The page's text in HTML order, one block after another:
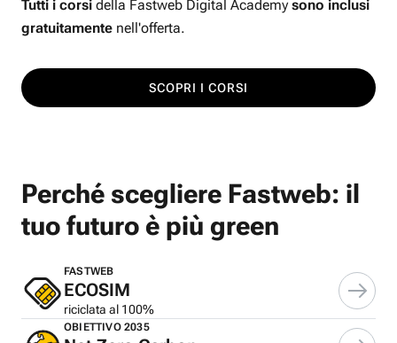
Tutti i corsi della Fastweb Digital Academy sono inclusi
gratuitamente nell'offerta.
SCOPRI I CORSI
Perché scegliere Fastweb: il
tuo futuro è più green
FASTWEB
ECOSIM
riciclata al 100%
OBIETTIVO 2035